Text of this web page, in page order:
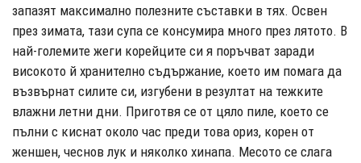
запазят максимално полезните съставки в тях. Освен
през зимата, тази супа се консумира много през лятото. В
най-големите жеги корейците си я поръчват заради
високото й хранително съдържание, което им помага да
възвърнат силите си, изгубени в резултат на тежките
влажни летни дни. Приготвя се от цяло пиле, което се
пълни с киснат около час преди това ориз, корен от
женшен, чеснов лук и няколко хинапа. Месото се слага